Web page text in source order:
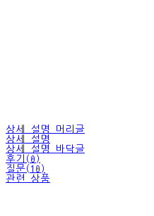
상세 설명 머리글
상세 설명
상세 설명 바닥글
후기(0)
질문(10)
관련 상품